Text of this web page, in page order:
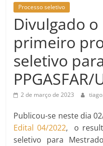
Processo seletivo
Divulgado
primeiro
seletivo
PPGASFAR/
2 de março de 2023
Publicou-se neste dia
Edital 04/2022, o
seletivo para